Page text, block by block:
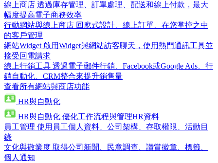
線上商店 透過庫存管理、訂單處理、配送和線上付款，最大
幅度提高電子商務效率
行動網站與線上商店 回應式設計、線上訂單、在您掌控之中
的客戶管理
網站Widget 啟用Widget與網站訪客聊天，使用熱門通訊工具並
接受回電請求
線上行銷工具 透過電子郵件行銷、Facebook或Google Ads、行
銷自動化、CRM整合來提升銷售量
查看所有網站與商店功能
HR與自動化
HR與自動化 優化工作流程與管理HR資料
員工管理 使用員工個人資料、公司架構、存取權限、活動目
錄
文化與敬業度 取得公司新聞、民意調查、讚賞徽章、標籤、
個人通知